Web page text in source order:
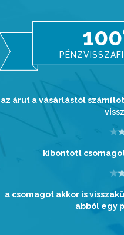
az árut a vásárlástól
kibontott
a csomagot akkor is
abból egy